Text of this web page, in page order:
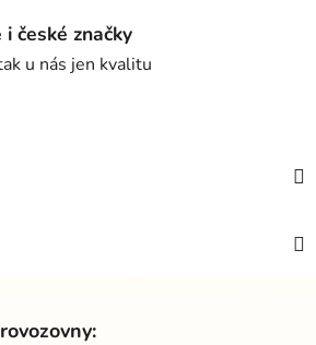
i české značky
u nás jen kvalitu